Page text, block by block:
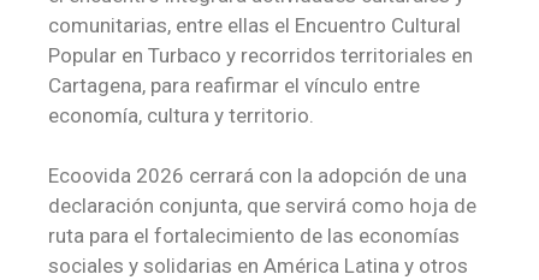
comunitarias, entre ellas el Encuentro Cultural
Popular en Turbaco y recorridos territoriales en
Cartagena, para reafirmar el vínculo entre
economía, cultura y territorio.
Ecoovida 2026 cerrará con la adopción de una
declaración conjunta, que servirá como hoja de
ruta para el fortalecimiento de las economías
sociales y solidarias en América Latina y otros